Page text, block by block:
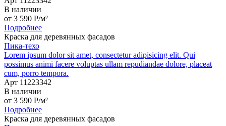
В наличии
от 3 590 P/м²
Подробнее
Краска для деревянных фасадов
Пика-техо
Lorem ipsum dolor sit amet, consectetur adipisicing elit. Qui
possimus animi facere voluptas ullam repudiandae dolore, placeat
cum, porro tempora.
Арт 11223342
В наличии
от 3 590 P/м²
Подробнее
Краска для деревянных фасадов